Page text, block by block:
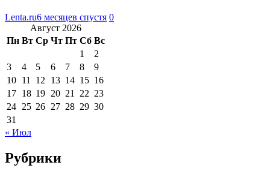
Lenta.ru6 месяцев спустя 0
Август 2026
Пн Вт Ср Чт Пт Сб Вс
1
2
3
4 5 6 7 8
9
10 11 12 13 14 15 16
17 18 19 20 21 22 23
24 25 26 27 28 29 30
31
« Июл
Рубрики